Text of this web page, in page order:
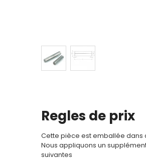
Regles de prix
Cette pièce est emballée dans
Nous appliquons un
suivantes